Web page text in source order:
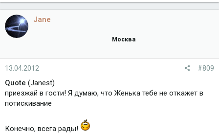
Jane
Москва
13.04.2012 #809
Quote (Janest)
приезжай в гости! Я думаю, что Женька тебе не откажет в
потискивание
Конечно, всега рады!